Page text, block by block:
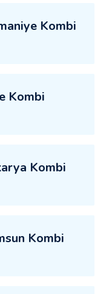
Kombi
Kombi
Kombi
Kombi